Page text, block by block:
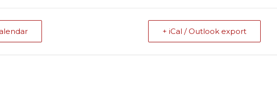
+ iCal / Outlook export